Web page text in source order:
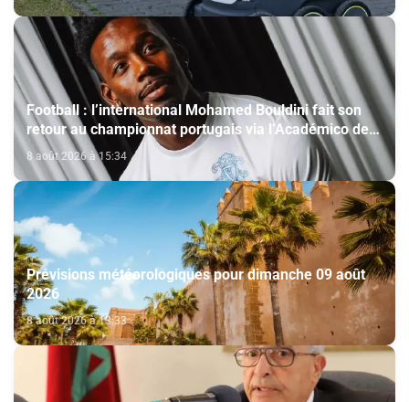
Football : l’international Mohamed Bouldini fait son
retour au championnat portugais via l’Académico de
Viseu
8 août 2026 à 15:34
Prévisions météorologiques pour dimanche 09 août
2026
8 août 2026 à 13:33